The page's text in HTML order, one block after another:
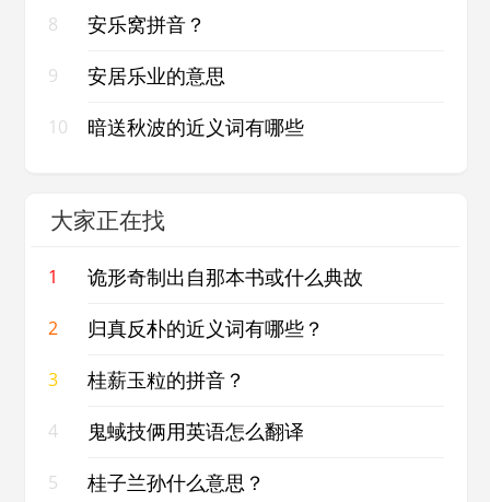
8 安乐窝拼音？
9 安居乐业的意思
10 暗送秋波的近义词有哪些
大家正在找
1 诡形奇制出自那本书或什么典故
2 归真反朴的近义词有哪些？
3 桂薪玉粒的拼音？
4 鬼蜮技俩用英语怎么翻译
5 桂子兰孙什么意思？